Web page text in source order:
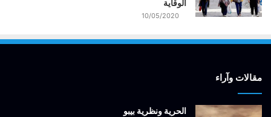
الوقاية
10/05/2020
مقالات وآراء
الحرية ونظرية بيبو